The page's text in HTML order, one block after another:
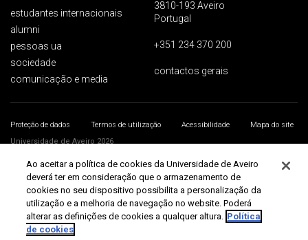
estudantes internacionais
alumni
pessoas ua
sociedade
comunicação e media
3810-193 Aveiro
Portugal
+351 234 370 200
contactos gerais
Proteção de dados Termos de utilização Acessibilidade
Mapa do site
Universidade de Aveiro 2026
Ao aceitar a política de cookies da Universidade de Aveiro
deverá ter em consideração que o armazenamento de
cookies no seu dispositivo possibilita a personalização da
utilização e a melhoria de navegação no website. Poderá
alterar as definições de cookies a qualquer altura. Política
de cookies